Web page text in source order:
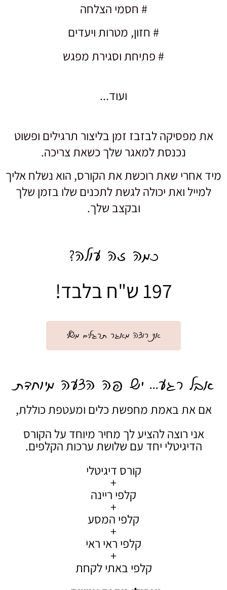
# חסמי הצלחה
# חזון, מטרות ויעדים
# פתיחת וסגירת מפגש
ועוד...
את מפסיקה לבזבז זמן בליצור תרגילים ופשוט
נכנסת למאגר שלך כשאת צריכה.
מיד אחרי שאת רוכשת את הקורס, הוא נשלח אליך
למייל ואת יכולה לגשת לתכנים שלו בזמן שלך
ובקצב שלך.
כמה זה עולה?
197 ש"ח בלבד!
אני רוצה מאגר תרגילים משלי
אבל רגע... יש פה הצעה מיוחדת
אם את באמת מחפשת כלים ומעטפת כוללת,
אני רוצה להציע לך מחיר מיוחד על הקורס
הדיגיטלי יחד עם שלושת ערכות הקלפים.
קורס דיגיטלי
+
קלפי ריינה
+
קלפי המסע
+
קלפי ראי ראי
+
קלפי באתי לקחת